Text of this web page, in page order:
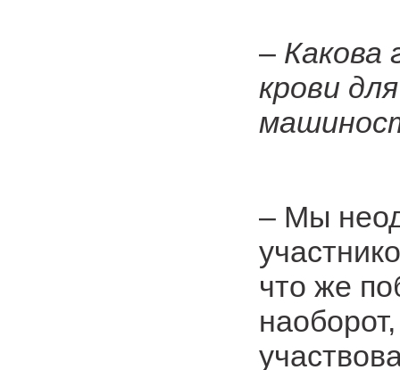
– Какова
крови
– Мы
что же